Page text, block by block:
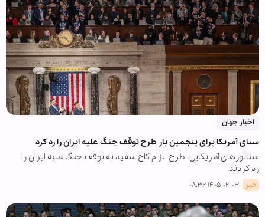
اخبار جهان
سنای آمریکا برای پنجمین بار طرح توقف جنگ علیه ایران را رد کرد
سناتورهای آمریکایی، طرح الزام کاخ سفید به توقف جنگ علیه ایران را
رد کردند.
خبر ۱۴۰۵-۰۲-۰۳ ۰۸:۳۲